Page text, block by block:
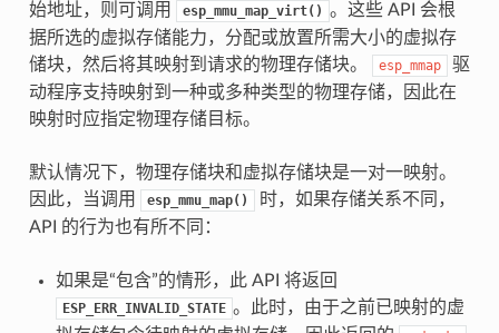
始地址，则可调用
esp_mmu_map_virt() 。这些 API 会根
据所选的虚拟存储能力，分配或放置所需大小的虚拟存
储块，然后将其映射到请求的物理存储块。
esp_mmap
驱
动程序支持映射到一种或多种类型的物理存储，因此在
映射时应指定物理存储目标。
默认情况下，物理存储块和虚拟存储块是一对一映射。
因此，当调用
esp_mmu_map()
时，如果存储关系不同，
API 的行为也有所不同：
如果是“包含”的情形，此 API 将返回
ESP_ERR_INVALID_STATE 。此时，由于之前已映射的虚